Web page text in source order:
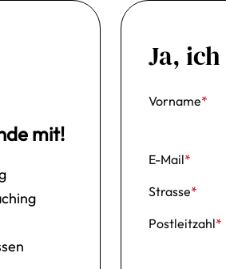
mit!
Ja,
Vorname*
E-Mail*
Strasse*
Postleitzahl*